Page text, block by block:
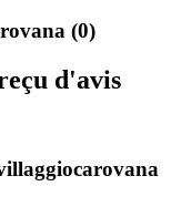
(0)
d'avis